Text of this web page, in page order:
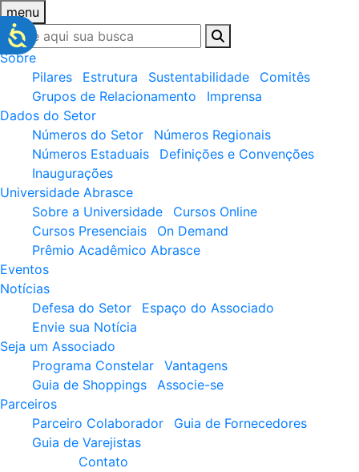
menu
Sobre
Pilares
Estrutura Sustentabilidade
Comitês
Grupos de Relacionamento
Imprensa
Dados do Setor
Números do Setor
Números Regionais
Números Estaduais
Definições e Convenções
Inaugurações
Universidade Abrasce
Sobre a Universidade
Cursos Online
Cursos Presenciais
On Demand
Prêmio Acadêmico Abrasce
Eventos
Notícias
Defesa do Setor
Espaço do Associado
Envie sua Notícia
Seja um Associado
Programa Constelar
Vantagens
Guia de Shoppings
Associe-se
Parceiros
Parceiro Colaborador
Guia de Fornecedores
Guia de Varejistas
Contato